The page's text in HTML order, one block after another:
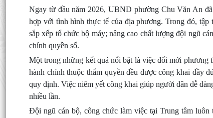
Ngay từ đầu năm 2026, UBND phường Chu Văn An
hợp với tình hình thực tế của địa phương. Trong đó, tập
sắp xếp tổ chức bộ máy; nâng cao chất lượng đội ngũ
chính quyền số.
Một trong những kết quả nổi bật là việc đổi mới
hành chính thuộc thẩm quyền đều được công khai đầy
quy định. Việc niêm yết công khai giúp người dân dễ
nhiều lần.
Đội ngũ cán bộ, công chức làm việc tại Trung tâm